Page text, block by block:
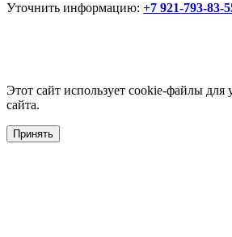
Уточнить информацию: +7 921-793-83-
Этот сайт использует cookie-файлы для
сайта.
Принять